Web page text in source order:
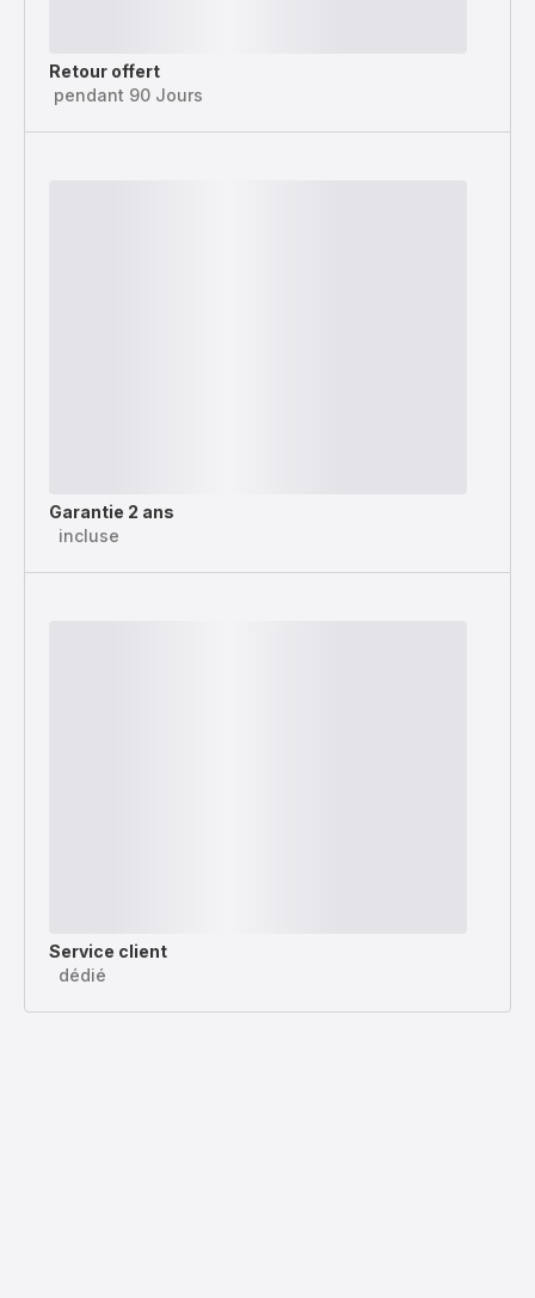
Retour offert
pendant 90 Jours
Garantie 2 ans
incluse
Service client
dédié